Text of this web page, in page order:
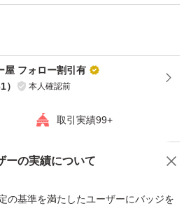
屋 フォロー割引有
） 本人確認前
取引実績99+
ーの実績について
の基準を満たしたユーザーにバッジを
商品への質問